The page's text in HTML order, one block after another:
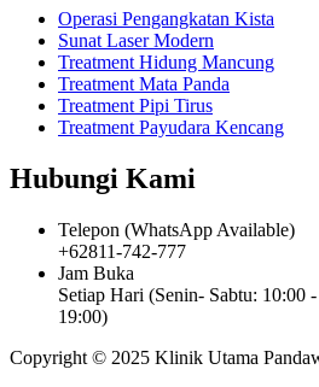
Operasi Pengangkatan Kista
Sunat Laser Modern
Treatment Hidung Mancung
Treatment Mata Panda
Treatment Pipi Tirus
Treatment Payudara Kencang
Hubungi Kami
Telepon (WhatsApp Available)
+62811-742-777
Jam Buka
Setiap Hari (Senin- Sabtu: 10:00
19:00)
Copyright © 2025 Klinik Utama